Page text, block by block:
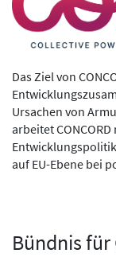
Das Ziel von
Ursachen von
arbeitet
auf EU-Ebene bei
Bündnis